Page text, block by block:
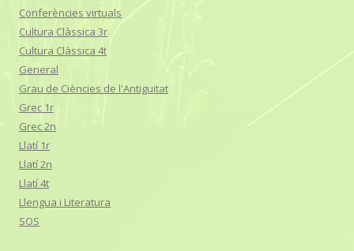
Conferències virtuals
Cultura Clàssica 3r
Cultura Clàssica 4t
General
Grau de Ciències de l'Antiguitat
Grec 1r
Grec 2n
Llatí 1r
Llatí 2n
Llatí 4t
Llengua i Literatura
SOS